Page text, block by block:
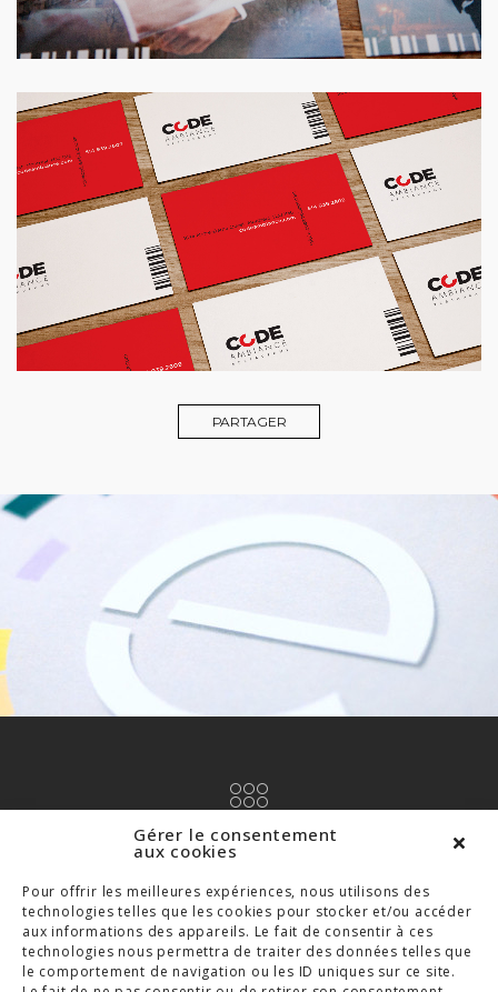
Gérer le consentement
aux cookies
Pour offrir les meilleures expériences, nous utilisons des
technologies telles que les cookies pour stocker et/ou accéder
aux informations des appareils. Le fait de consentir à ces
technologies nous permettra de traiter des données telles que
le comportement de navigation ou les ID uniques sur ce site.
PARTAGER
TOUS LES PROJETS